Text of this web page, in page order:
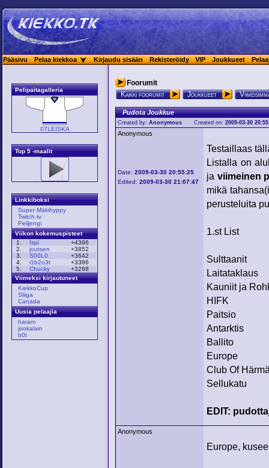
Pääsivu Pelaa kiekkoa Kirjaudu sisään Rekisteröidy VIP Joukkueet
Pelipaitagalleria
07LEISKA
Top 5 -maalit
Linkkiboksi
Super Mäkihyppy
Twitch.tv
Pelijengi
Viikon kokemuspisteet
1.
Ispi
+4396
2.
joutsen
+3852
3.
S00L0
+3642
4.
i1b2o3t
+3386
5.
Chucky
+3268
Viimeksi kirjautuneet
KiekkoCup
Sliiga
Canada
Uusia pelaajia
haram
jookalain
b0t
Foorumit
Kaikki foorumit Joukkueet
Pudota Joukkue
Created by: Anonymous Created on:2009-03-30
Anonymous
Date:2009-03-30 20:55:25
Edited:2009-03-30 21:07:47
Testaillaas
Listalla on
ja viimeinen
mikä
perusteluita
1.st List
Sulttaanit
Laitataklaus
Kauniit ja
HIFK
Paitsio
Antarktis
Ballito
Europe
Club Of
Sellukatu
EDIT:
Anonymous
Europe,